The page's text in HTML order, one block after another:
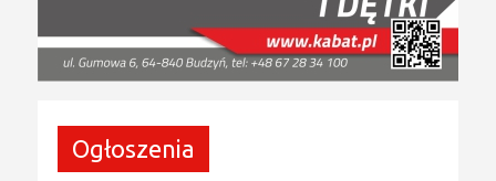
Ogłoszenia